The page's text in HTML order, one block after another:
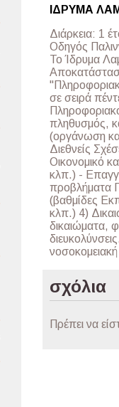
ΙΔΡΥΜΑ
Διάρκεια: 1
Οδηγός
Το Ίδρυμα
σε σειρά
πληθυσμός,
(οργάνωση
Διεθνείς
Οικονομικό
κλπ.) -
προβλήματα
(βαθμίδες
κλπ.) 4)
δικαιώματα,
σχόλια
Πρέπει να